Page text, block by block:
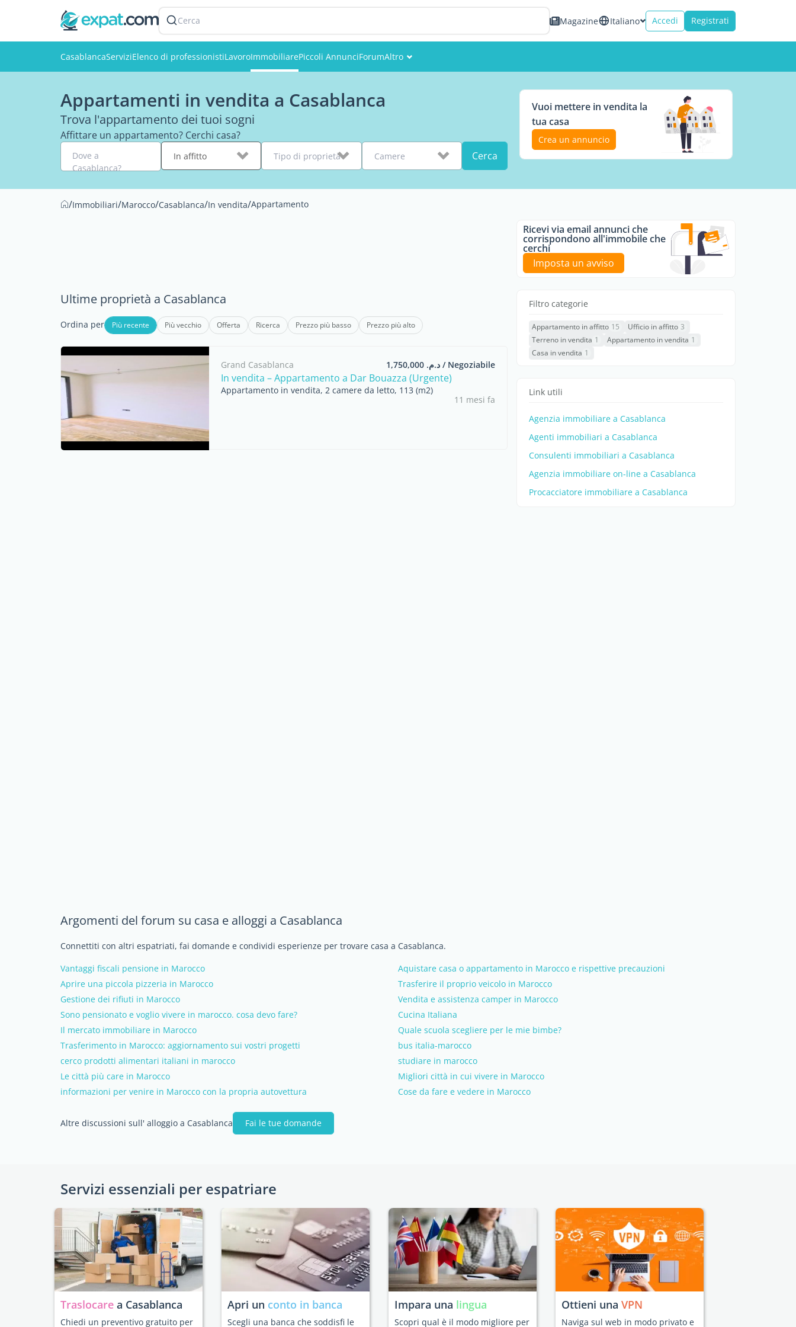
Cerca Magazine Italiano Accedi Registrati
CasablancaServiziElenco di professionistiLavoroImmobiliarePiccoli AnnunciForumAltro
Appartamenti in vendita a Casablanca
Trova l'appartamento dei tuoi sogni
Affittare un appartamento? Cerchi casa?
Dove a
Casablanca?
In affitto Tipo di proprietà Camere Cerca
Vuoi mettere in vendita la
tua casa
Crea un annuncio
/Immobiliari/Marocco/Casablanca/In vendita/Appartamento
Ultime proprietà a Casablanca
Ordina per Più recente Più vecchio Offerta Ricerca Prezzo più basso Prezzo più alto
Grand Casablanca د.م. 1,750,000 / Negoziabile
In vendita – Appartamento a Dar Bouazza (Urgente)
Appartamento in vendita, 2 camere da letto, 113 (m2)
11 mesi fa
Ricevi via email annunci che
corrispondono all'immobile che
cerchi
Imposta un avviso
Filtro categorie
Appartamento in affitto 15 Ufficio in affitto 3
Terreno in vendita 1 Appartamento in vendita 1
Casa in vendita 1
Link utili
Agenzia immobiliare a Casablanca
Agenti immobiliari a Casablanca
Consulenti immobiliari a Casablanca
Agenzia immobiliare on-line a Casablanca
Procacciatore immobiliare a Casablanca
Argomenti del forum su casa e alloggi a Casablanca
Connettiti con altri espatriati, fai domande e condividi esperienze per trovare casa a Casablanca.
Vantaggi fiscali pensione in Marocco
Aquistare casa o appartamento in Marocco e rispettive precauzioni
Aprire una piccola pizzeria in Marocco
Trasferire il proprio veicolo in Marocco
Gestione dei rifiuti in Marocco
Vendita e assistenza camper in Marocco
Sono pensionato e voglio vivere in marocco. cosa devo fare?
Cucina Italiana
Il mercato immobiliare in Marocco
Quale scuola scegliere per le mie bimbe?
Trasferimento in Marocco: aggiornamento sui vostri progetti
bus italia-marocco
cerco prodotti alimentari italiani in marocco
studiare in marocco
Le città più care in Marocco
Migliori città in cui vivere in Marocco
informazioni per venire in Marocco con la propria autovettura
Cose da fare e vedere in Marocco
Altre discussioni sull' alloggio a Casablanca Fai le tue domande
Servizi essenziali per espatriare
Traslocare a Casablanca
Chiedi un preventivo gratuito per
Apri un conto in banca
Scegli una banca che soddisfi le
Impara una lingua
Scopri qual è il modo migliore per
Ottieni una VPN
Naviga sul web in modo privato e